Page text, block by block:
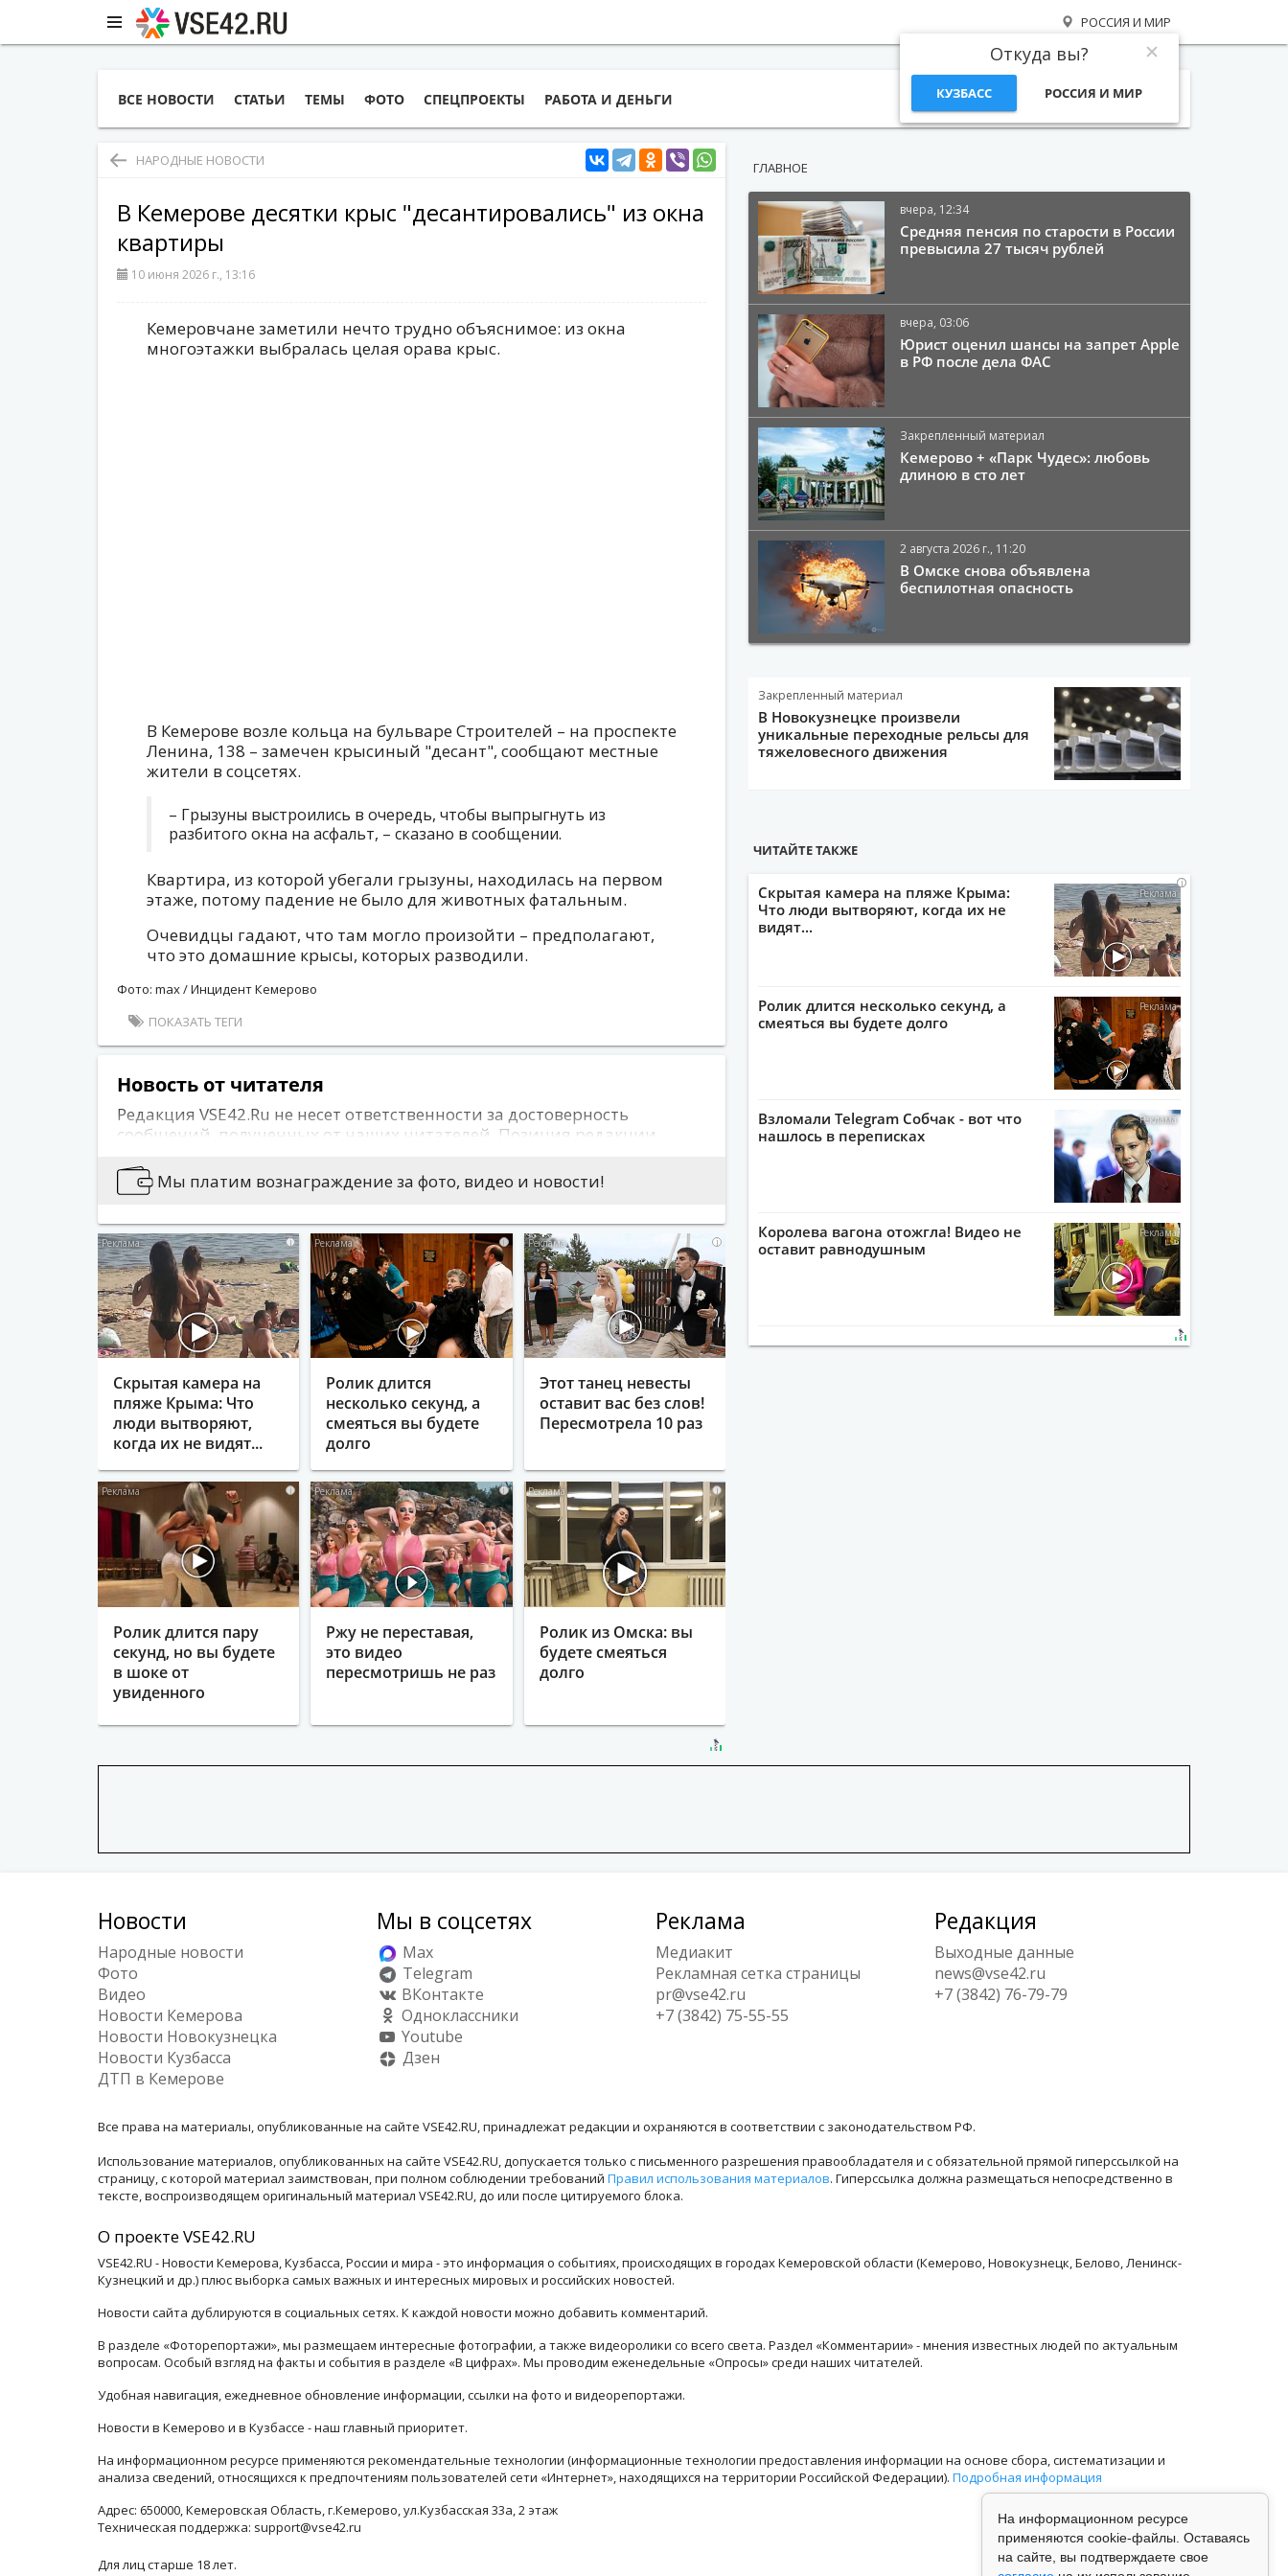
РОССИЯ И МИР
Откуда вы?
КУЗБАСС РОССИЯ И МИР
ВСЕ НОВОСТИ СТАТЬИ ТЕМЫ ФОТО СПЕЦПРОЕКТЫ РАБОТА И ДЕНЬГИ
НАРОДНЫЕ НОВОСТИ
В Кемерове десятки крыс "десантировались" из окна
квартиры
10 июня 2026 г., 13:16
Кемеровчане заметили нечто трудно объяснимое: из окна
многоэтажки выбралась целая орава крыс.
В Кемерове возле кольца на бульваре Строителей – на проспекте
Ленина, 138 – замечен крысиный "десант", сообщают местные
жители в соцсетях.
– Грызуны выстроились в очередь, чтобы выпрыгнуть из
разбитого окна на асфальт, – сказано в сообщении.
Квартира, из которой убегали грызуны, находилась на первом
этаже, потому падение не было для животных фатальным.
Очевидцы гадают, что там могло произойти – предполагают,
что это домашние крысы, которых разводили.
Фото: max / Инцидент Кемерово
ПОКАЗАТЬ ТЕГИ
Новость от читателя
Редакция VSE42.Ru не несет ответственности за достоверность
сообщений, полученных от наших читателей. Позиция редакции
публикуется информация, носящая оскорбительный характер либо
содержащая иные признаки, которые могут привести к нарушению
Вы можете сообщить новости:
Позвонив по 76-79-79
Написав на news@vse42.ru
Написав намВКонтакте
Мы платим вознаграждение за фото, видео и новости!
i
Скрытая камера на
пляже Крыма: Что
люди вытворяют,
когда их не видят...
i
Ролик длится
несколько секунд, а
смеяться вы будете
долго
i
Этот танец невесты
оставит вас без слов!
Пересмотрела 10 раз
i
Ролик длится пару
секунд, но вы будете
в шоке от
увиденного
i
Ржу не переставая,
это видео
пересмотришь не раз
i
Ролик из Омска: вы
будете смеяться
долго
ГЛАВНОЕ
вчера, 12:34
Средняя пенсия по старости в России
превысила 27 тысяч рублей
вчера, 03:06
Юрист оценил шансы на запрет Apple
в РФ после дела ФАС
Закрепленный материал
Кемерово + «Парк Чудес»: любовь
длиною в сто лет
2 августа 2026 г., 11:20
В Омске снова объявлена
беспилотная опасность
Закрепленный материал
В Новокузнецке произвели
уникальные переходные рельсы для
тяжеловесного движения
ЧИТАЙТЕ ТАКЖЕ
i
Скрытая камера на пляже Крыма:
Что люди вытворяют, когда их не
видят...
i
Ролик длится несколько секунд, а
смеяться вы будете долго
i
Взломали Telegram Собчак - вот что
нашлось в переписках
i
Королева вагона отожгла! Видео не
оставит равнодушным
Новости
Народные новости
Фото
Видео
Новости Кемерова
Новости Новокузнецка
Новости Кузбасса
ДТП в Кемерове
Мы в соцсетях
Max
Telegram
ВКонтакте
Одноклассники
Youtube
Дзен
Реклама
Медиакит
Рекламная сетка страницы
pr@vse42.ru
+7 (3842) 75-55-55
Редакция
Выходные данные
news@vse42.ru
+7 (3842) 76-79-79
Все права на материалы, опубликованные на сайте VSE42.RU, принадлежат редакции и охраняются в соответствии с законодательством РФ.
Использование материалов, опубликованных на сайте VSE42.RU, допускается только с письменного разрешения правообладателя и с обязательной прямой гиперссылкой на
страницу, с которой материал заимствован, при полном соблюдении требований Правил использования материалов. Гиперссылка должна размещаться непосредственно в
тексте, воспроизводящем оригинальный материал VSE42.RU, до или после цитируемого блока.
О проекте VSE42.RU
VSE42.RU - Новости Кемерова, Кузбасса, России и мира - это информация о событиях, происходящих в городах Кемеровской области (Кемерово, Новокузнецк, Белово, Ленинск-
Кузнецкий и др.) плюс выборка самых важных и интересных мировых и российских новостей.
Новости сайта дублируются в социальных сетях. К каждой новости можно добавить комментарий.
В разделе «Фоторепортажи», мы размещаем интересные фотографии, а также видеоролики со всего света. Раздел «Комментарии» - мнения известных людей по актуальным
вопросам. Особый взгляд на факты и события в разделе «В цифрах». Мы проводим еженедельные «Опросы» среди наших читателей.
Удобная навигация, ежедневное обновление информации, ссылки на фото и видеорепортажи.
Новости в Кемерово и в Кузбассе - наш главный приоритет.
На информационном ресурсе применяются рекомендательные технологии (информационные технологии предоставления информации на основе сбора, систематизации и
анализа сведений, относящихся к предпочтениям пользователей сети «Интернет», находящихся на территории Российской Федерации). Подробная информация
Адрес: 650000, Кемеровская Область, г.Кемерово, ул.Кузбасская 33а, 2 этаж
Техническая поддержка: support@vse42.ru
Для лиц старше 18 лет.
На информационном ресурсе
применяются cookie-файлы. Оставаясь
на сайте, вы подтверждаете свое